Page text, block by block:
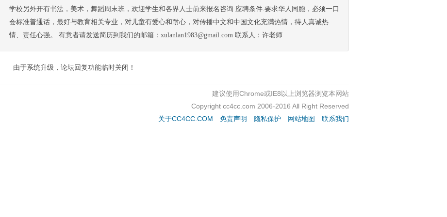
学校另外开有书法，美术，舞蹈周末班，欢迎学生和各界人士前来报名咨询 应聘条件:要求华人同胞，必须一口
会标准普通话，最好与教育相关专业，对儿童有爱心和耐心，对传播中文和中国文化充满热情，待人真诚热
情、责任心强。 有意者请发送简历到我们的邮箱：xulanlan1983@gmail.com 联系人：许老师
由于系统升级，论坛回复功能临时关闭！
建议使用Chrome或IE8以上浏览器浏览本网站
Copyright cc4cc.com 2006-2016 All Right Reserved
关于CC4CC.COM
免责声明 隐私保护 网站地图 联系我们